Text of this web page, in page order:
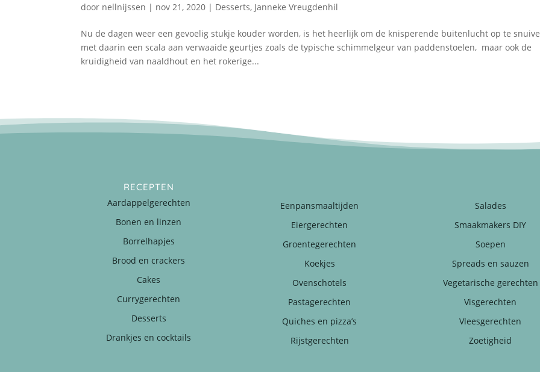
door nellnijssen | nov 21, 2020 | Desserts, Janneke Vreugdenhil
Nu de dagen weer een gevoelig stukje kouder worden, is het heerlijk om de knisperende buitenlucht op te
met daarin een scala aan verwaaide geurtjes zoals de typische schimmelgeur van paddenstoelen, maar ook de
kruidigheid van naaldhout en het rokerige...
RECEPTEN
Aardappelgerechten
Bonen en linzen
Borrelhapjes
Brood en crackers
Cakes
Currygerechten
Desserts
Drankjes en cocktails
Eenpansmaaltijden
Eiergerechten
Groentegerechten
Koekjes
Ovenschotels
Pastagerechten
Quiches en pizza’s
Rijstgerechten
Salades
Smaakmakers DIY
Soepen
Spreads en sauzen
Vegetarische gerechten
Visgerechten
Vleesgerechten
Zoetigheid